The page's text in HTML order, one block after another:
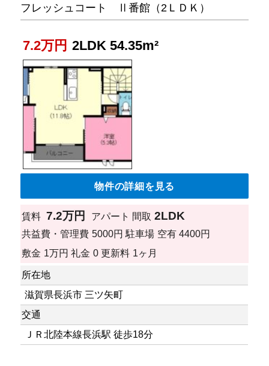
フレッシュコート Ⅱ番館（2ＬＤＫ）
7.2万円 2LDK 54.35m²
物件の詳細を見る
賃料 7.2万円 アパート 間取 2LDK
共益費・管理費 5000円 駐車場 空有 4400円
敷金 1万円 礼金 0 更新料 1ヶ月
所在地
滋賀県長浜市 三ツ矢町
交通
ＪＲ北陸本線長浜駅 徒歩18分